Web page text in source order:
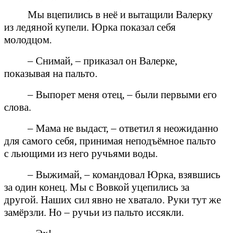
Мы вцепились в неё и вытащили Валерку
из ледяной купели. Юрка показал себя
молодцом.
– Снимай, – приказал он Валерке,
показывая на пальто.
– Выпорет меня отец, – были первыми его
слова.
– Мама не выдаст, – ответил я неожиданно
для самого себя, принимая неподъёмное пальто
с льющими из него ручьями воды.
– Выжимай, – командовал Юрка, взявшись
за один конец. Мы с Вовкой уцепились за
другой. Наших сил явно не хватало. Руки тут же
замёрзли. Но – ручьи из пальто иссякли.